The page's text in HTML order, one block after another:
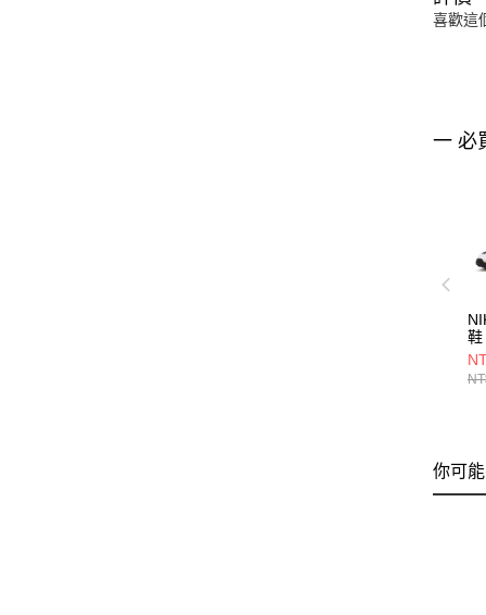
喜歡這
一 必
鞋
你可